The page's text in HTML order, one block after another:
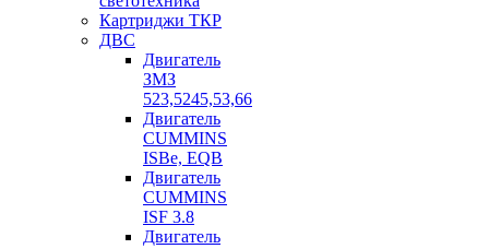
Картриджи ТКР
ДВС
Двигатель
ЗМЗ
523,5245,53,66
Двигатель
CUMMINS
ISBe, EQB
Двигатель
CUMMINS
ISF 3.8
Двигатель